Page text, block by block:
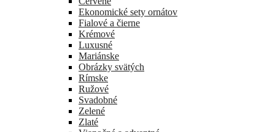
Ekonomické sety ornátov
Fialové a čierne
Krémové
Luxusné
Mariánske
Obrázky svätých
Rímske
Ružové
Svadobné
Zelené
Zlaté